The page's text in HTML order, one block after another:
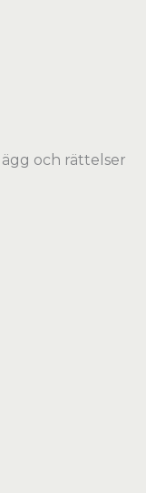
och rättelser